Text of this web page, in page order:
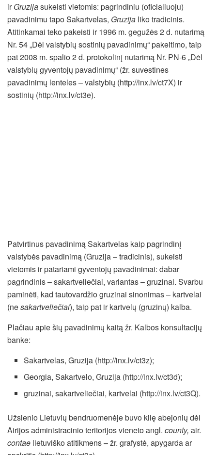
irGruzijasukeisti vietomis: pagrindiniu (oficialiuoju)
pavadinimu tapo Sakartvelas, Gruzija liko tradicinis.
Atitinkamai teko pakeisti ir 1996 m. gegužės 2 d. nutarimą
Nr. 54 „Dėl valstybių sostinių pavadinimų“ pakeitimo, taip
pat 2008 m. spalio 2 d. protokolinį nutarimą Nr. PN-6 „Dėl
valstybių gyventojų pavadinimų“ (žr. suvestines
pavadinimų lenteles – valstybių (http://inx.lv/ct7X) ir
sostinių (http://inx.lv/ct3e).
Patvirtinus pavadinimą Sakartvelas kaip pagrindinį
valstybės pavadinimą (Gruzija – tradicinis), sukeisti
vietomis ir patariami gyventojų pavadinimai: dabar
pagrindinis – sakartveliečiai, variantas – gruzinai. Svarbu
paminėti, kad tautovardžio gruzinai sinonimas – kartvelai
(nesakartveliečiai), taip pat ir kartvelų (gruzinų) kalba.
Plačiau apie šių pavadinimų kaitą žr. Kalbos konsultacijų
banke:
Sakartvelas, Gruzija (http://inx.lv/ct3z);
Georgia, Sakartvelo, Gruzija (http://inx.lv/ct3d);
gruzinai, sakartveliečiai, kartvelai (http://inx.lv/ct3Q).
Užsienio Lietuvių bendruomenėje buvo kilę abejonių dėl
Airijos administracinio teritorijos vieneto angl. county, air.
contae lietuviško atitikmens – žr. grafystė, apygarda ar